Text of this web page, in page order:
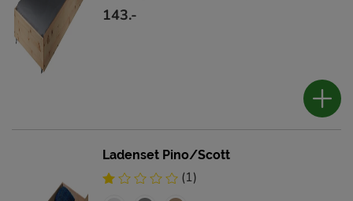
143.-
Ladenset Pino/Scott
(1)